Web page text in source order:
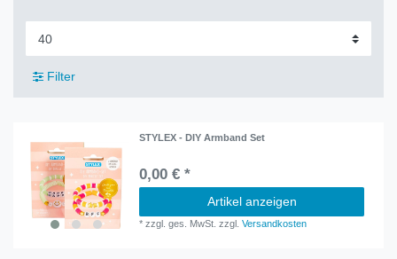
Filter
STYLEX - DIY Armband Set
0,00 € *
Artikel anzeigen
*zzgl. ges. MwSt. zzgl.Versandkosten